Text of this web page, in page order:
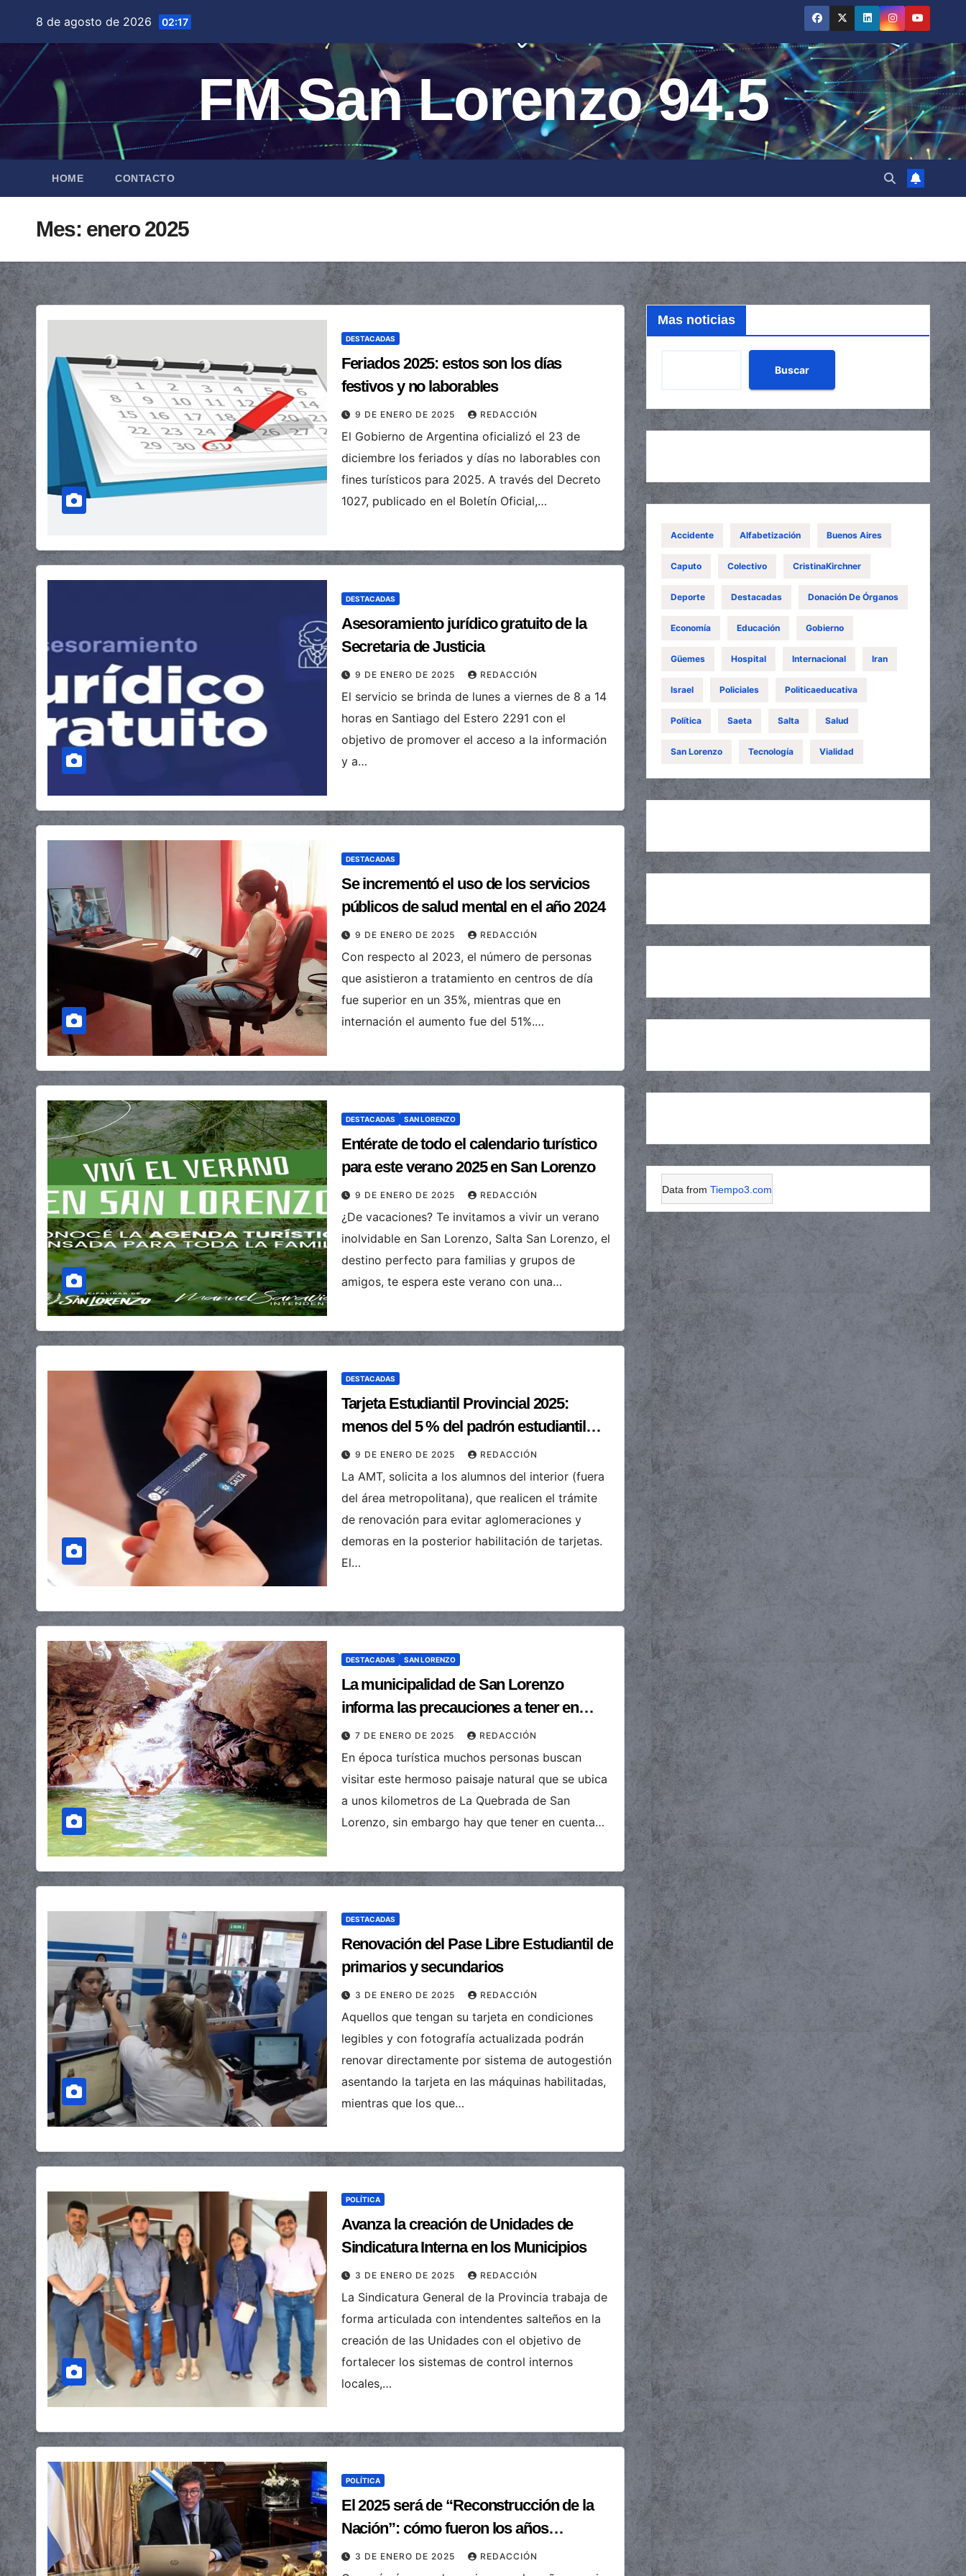
contenido
8 de agosto de 2026 02:17
FM San Lorenzo 94.5
HOME CONTACTO
Mes: enero 2025
DESTACADAS
Feriados 2025: estos son los días
festivos y no laborables
9 DE ENERO DE 2025 REDACCIÓN
El Gobierno de Argentina oficializó el 23 de
diciembre los feriados y días no laborables con
fines turísticos para 2025. A través del Decreto
1027, publicado en el Boletín Oficial,…
DESTACADAS
Asesoramiento jurídico gratuito de la
Secretaria de Justicia
9 DE ENERO DE 2025 REDACCIÓN
El servicio se brinda de lunes a viernes de 8 a 14
horas en Santiago del Estero 2291 con el
objetivo de promover el acceso a la información
y a…
DESTACADAS
Se incrementó el uso de los servicios
públicos de salud mental en el año 2024
9 DE ENERO DE 2025 REDACCIÓN
Con respecto al 2023, el número de personas
que asistieron a tratamiento en centros de día
fue superior en un 35%, mientras que en
internación el aumento fue del 51%.…
DESTACADAS SAN LORENZO
Entérate de todo el calendario turístico
para este verano 2025 en San Lorenzo
9 DE ENERO DE 2025 REDACCIÓN
¿De vacaciones? Te invitamos a vivir un verano
inolvidable en San Lorenzo, Salta San Lorenzo, el
destino perfecto para familias y grupos de
amigos, te espera este verano con una…
DESTACADAS
Tarjeta Estudiantil Provincial 2025:
menos del 5 % del padrón estudiantil
realizó el trámite
9 DE ENERO DE 2025 REDACCIÓN
La AMT, solicita a los alumnos del interior (fuera
del área metropolitana), que realicen el trámite
de renovación para evitar aglomeraciones y
demoras en la posterior habilitación de tarjetas.
El…
DESTACADAS SAN LORENZO
La municipalidad de San Lorenzo
informa las precauciones a tener en
cuenta para la excursión a “Los
Cajones”
7 DE ENERO DE 2025 REDACCIÓN
En época turística muchos personas buscan
visitar este hermoso paisaje natural que se ubica
a unos kilometros de La Quebrada de San
Lorenzo, sin embargo hay que tener en cuenta…
DESTACADAS
Renovación del Pase Libre Estudiantil de
primarios y secundarios
3 DE ENERO DE 2025 REDACCIÓN
Aquellos que tengan su tarjeta en condiciones
legibles y con fotografía actualizada podrán
renovar directamente por sistema de autogestión
asentando la tarjeta en las máquinas habilitadas,
mientras que los que…
POLÍTICA
Avanza la creación de Unidades de
Sindicatura Interna en los Municipios
3 DE ENERO DE 2025 REDACCIÓN
La Sindicatura General de la Provincia trabaja de
forma articulada con intendentes salteños en la
creación de las Unidades con el objetivo de
fortalecer los sistemas de control internos
locales,…
POLÍTICA
El 2025 será de “Reconstrucción de la
Nación”: cómo fueron los años
anteriores desde 2015 hasta 2023
3 DE ENERO DE 2025 REDACCIÓN
Mas noticias
Buscar
Accidente Alfabetización Buenos Aires
Caputo Colectivo CristinaKirchner
Deporte Destacadas Donación De Órganos
Economía Educación Gobierno
Güemes Hospital Internacional Iran
Israel Policiales Politicaeducativa
Política Saeta Salta Salud
San Lorenzo Tecnología Vialidad
Data fromTiempo3.com